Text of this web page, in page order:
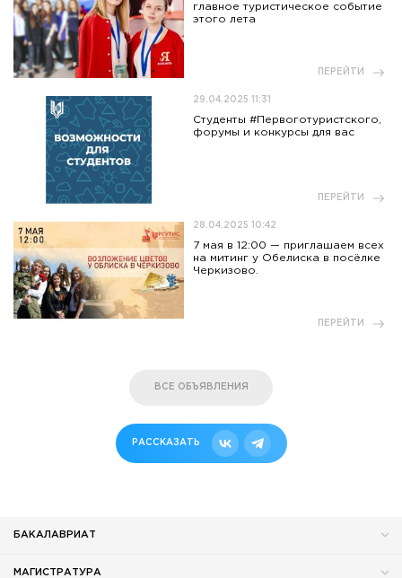
главное туристическое событие
этого лета
ПЕРЕЙТИ
29.04.2025 11:31
Студенты #Первоготуристского,
форумы и конкурсы для вас
ПЕРЕЙТИ
28.04.2025 10:42
7 мая в 12:00 — приглашаем всех
на митинг у Обелиска в посёлке
Черкизово.
ПЕРЕЙТИ
ВСЕ ОБЪЯВЛЕНИЯ
РАССКАЗАТЬ
БАКАЛАВРИАТ
МАГИСТРАТУРА